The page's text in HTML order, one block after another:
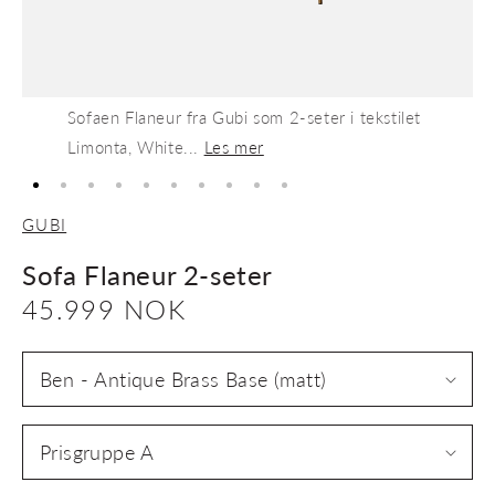
Sofaen Flaneur fra Gubi som 2-seter i tekstilet
Limonta, White... Les mer
GUBI
Sofa Flaneur 2-seter
Vanlig
pris
45.999 NOK